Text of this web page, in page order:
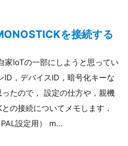
を接続する
家IoTの一部にしようと思ってい
ID，デバイスID，暗号化キーな
たので， 設定の仕方や，親機
の接続についてメモします．
設定用） m…